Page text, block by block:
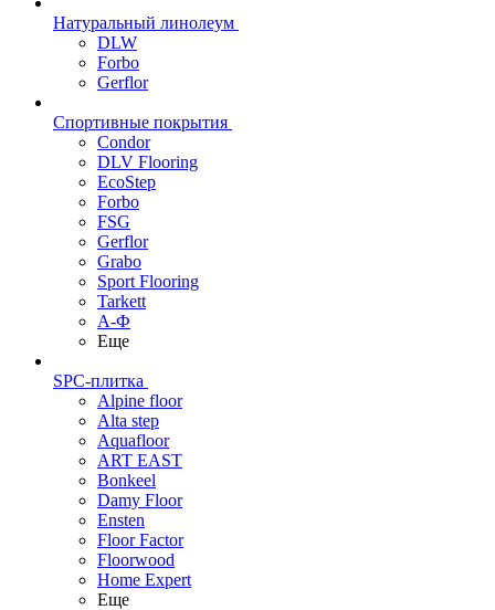
Натуральный линолеум
DLW
Forbo
Gerflor
Спортивные покрытия
Condor
DLV Flooring
EcoStep
Forbo
FSG
Gerflor
Grabo
Sport Flooring
Tarkett
А-Ф
Еще
SPC-плитка
Alpine floor
Alta step
Aquafloor
ART EAST
Bonkeel
Damy Floor
Ensten
Floor Factor
Floorwood
Home Expert
Еще